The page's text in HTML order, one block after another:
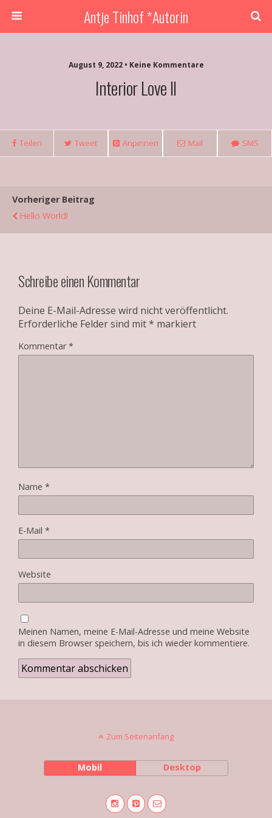
Antje Tinhof *Autorin
August 9, 2022 • Keine Kommentare
Interior Love II
Teilen Tweet Anpinnen Mail SMS
Vorheriger Beitrag
Hello World!
Schreibe einen Kommentar
Deine E-Mail-Adresse wird nicht veröffentlicht.
Erforderliche Felder sind mit* markiert
Kommentar*
Name *
E-Mail *
Website
Meinen Namen, meine E-Mail-Adresse und meine Website
in diesem Browser speichern, bis ich wieder kommentiere.
Zum Seitenanfang
Mobil Desktop